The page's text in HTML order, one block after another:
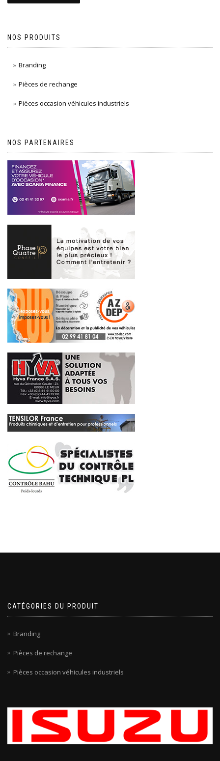
NOS PRODUITS
Branding
Pièces de rechange
Pièces occasion véhicules industriels
NOS PARTENAIRES
CATÉGORIES DU PRODUIT
Branding
Pièces de rechange
Pièces occasion véhicules industriels